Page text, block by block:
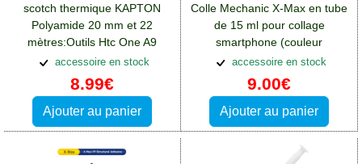
scotch thermique KAPTON
Polyamide 20 mm et 22
mètres:Outils Htc One A9
accessoire en stock
8.99€
Ajouter au panier
Colle Mechanic X-Max en tube
de 15 ml pour collage
smartphone (couleur
transparente):Outils Htc One
A9
accessoire en stock
9.00€
Ajouter au panier